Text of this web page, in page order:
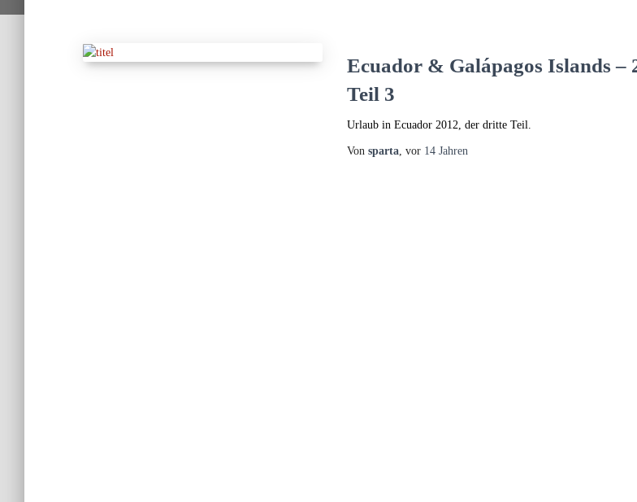
Ecuador & Galápagos Islands –
Teil 3
Urlaub in Ecuador 2012, der dritte Teil.
Von sparta, vor 14 Jahren